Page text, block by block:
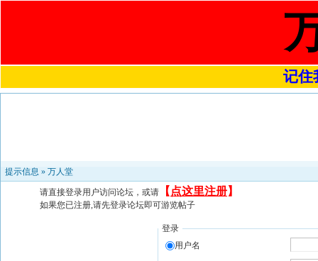
记住
提示信息 » 万人堂
请直接登录用户访问论坛，或请 【 点这里注册】
如果您已注册,请先登录论坛即可游览帖子
登录
用户名